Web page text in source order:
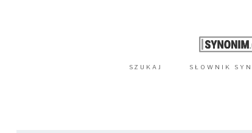
SZUKAJ SŁOWNIK